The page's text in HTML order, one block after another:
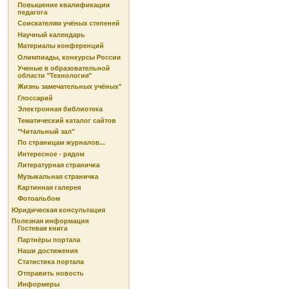
Повышение квалификации
педагога
Соискателям учёных степеней
Научный календарь
Материалы конференций
Олимпиады, конкурсы России
Ученые в образовательной
области "Технология"
Жизнь замечательных учёных"
Глоссарий
Электронная библиотека
Тематический каталог сайтов
"Читальный зал"
По страницам журналов...
Интересное - рядом
Литературная страничка
Музыкальная страничка
Картинная галерея
Фотоальбом
Юридическая консультация
Полезная информация
Гостевая книга
Партнёры портала
Наши достижения
Статистика портала
Отправить новость
Информеры